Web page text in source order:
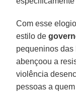
Com esse
estilo de
pequeninos das
abençoou a
violência
pessoas a